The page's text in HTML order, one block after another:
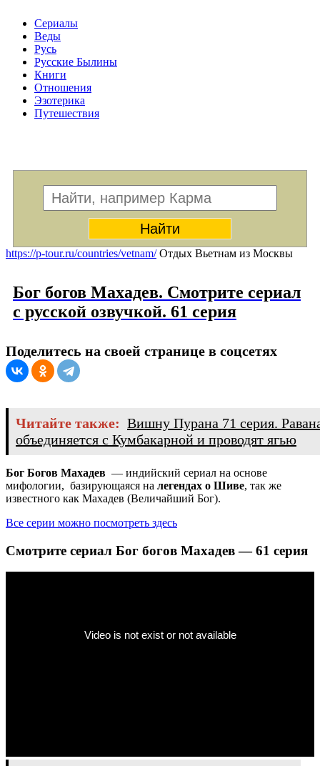
Сериалы
Веды
Русь
Русские Былины
Книги
Отношения
Эзотерика
Путешествия
https://p-tour.ru/countries/vetnam/Отдых Вьетнам из Москвы
Бог богов Махадев. Смотрите сериал
с русской озвучкой. 61 серия
Поделитесь на своей странице в соцсетях
Читайте также: Вишну Пурана 71 серия.
объединяется с Кумбакарной и проводят ягью
Бог Богов Махадев — индийский сериал на основе
мифологии, базирующаяся на легендах о Шиве, так же
известного как Махадев (Величайший Бог).
Все серии можно посмотреть здесь
Смотрите сериал Бог богов Махадев — 61 серия